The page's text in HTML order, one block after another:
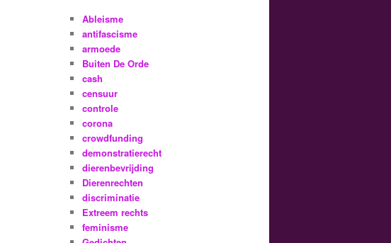
Ableisme
antifascisme
armoede
Buiten De Orde
cash
censuur
controle
corona
crowdfunding
demonstratierecht
dierenbevrijding
Dierenrechten
discriminatie
Extreem rechts
feminisme